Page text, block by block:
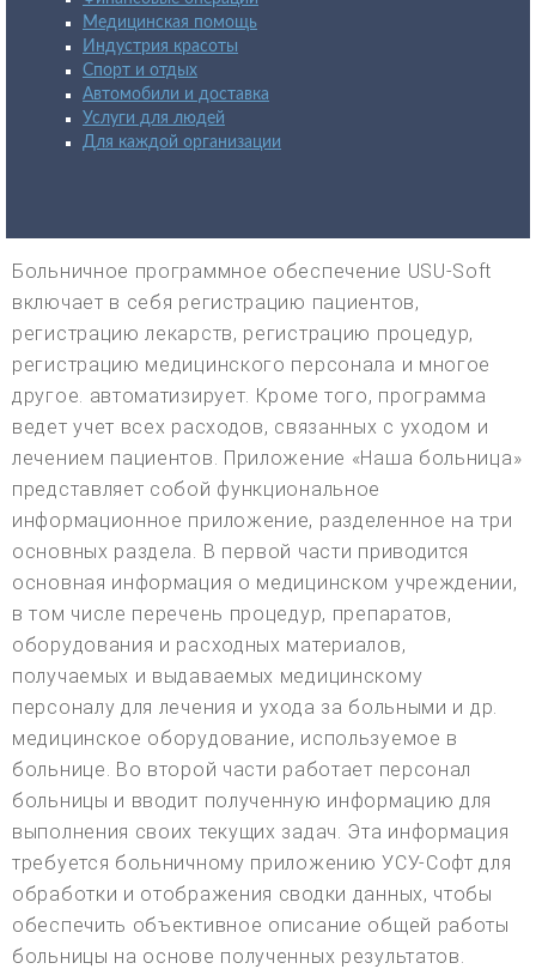
Медицинская помощь
Индустрия красоты
Спорт и отдых
Автомобили и доставка
Услуги для людей
Для каждой организации
Больничное программное обеспечение USU-Soft
включает в себя регистрацию пациентов,
регистрацию лекарств, регистрацию процедур,
регистрацию медицинского персонала и многое
другое. автоматизирует. Кроме того, программа
ведет учет всех расходов, связанных с уходом и
лечением пациентов. Приложение «Наша больница»
представляет собой функциональное
информационное приложение, разделенное на три
основных раздела. В первой части приводится
основная информация о медицинском учреждении,
в том числе перечень процедур, препаратов,
оборудования и расходных материалов,
получаемых и выдаваемых медицинскому
персоналу для лечения и ухода за больными и др.
медицинское оборудование, используемое в
больнице. Во второй части работает персонал
больницы и вводит полученную информацию для
выполнения своих текущих задач. Эта информация
требуется больничному приложению УСУ-Софт для
обработки и отображения сводки данных, чтобы
обеспечить объективное описание общей работы
больницы на основе полученных результатов.